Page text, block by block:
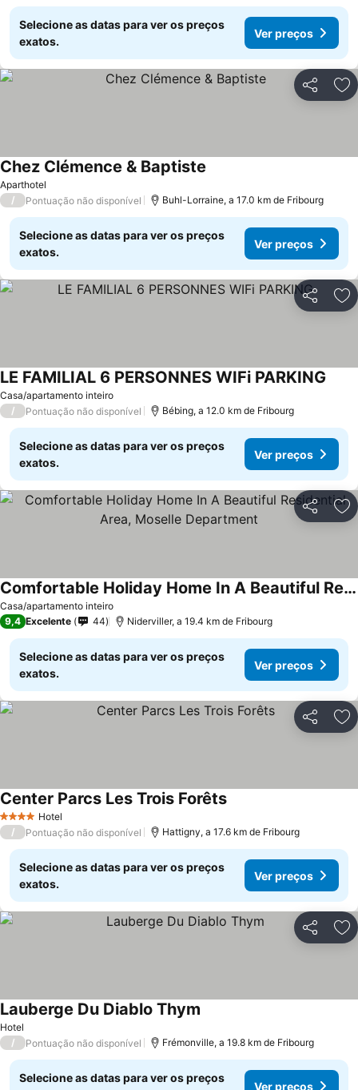
Selecione as datas para ver os preços
exatos.
Ver preços
Partilhar
Aparthotel
Chez Clémence & Baptiste
/ Pontuação não disponível Buhl-Lorraine, a 17.0 km de Fribourg
Selecione as datas para ver os preços
exatos.
Ver preços
Partilhar
Casa/apartamento inteiro
LE FAMILIAL 6 PERSONNES WIFi PARKING
/ Pontuação não disponível Bébing, a 12.0 km de Fribourg
Selecione as datas para ver os preços
exatos.
Ver preços
Partilhar
Casa/apartamento inteiro
Comfortable Holiday Home In A Beautiful Residential Area, Moselle Department
9,4 Excelente 44 Niderviller, a 19.4 km de Fribourg
Selecione as datas para ver os preços
exatos.
Ver preços
Partilhar
4 EstrelasHotel
Center Parcs Les Trois Forêts
/ Pontuação não disponível Hattigny, a 17.6 km de Fribourg
Selecione as datas para ver os preços
exatos.
Ver preços
Partilhar
Hotel
Lauberge Du Diablo Thym
/ Pontuação não disponível Frémonville, a 19.8 km de Fribourg
Selecione as datas para ver os preços
Ver preços